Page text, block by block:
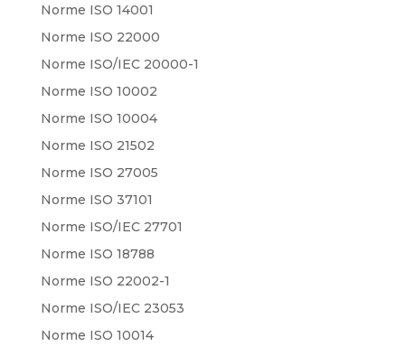
Norme ISO 14001
Norme ISO 22000
Norme ISO/IEC 20000-1
Norme ISO 10002
Norme ISO 10004
Norme ISO 21502
Norme ISO 27005
Norme ISO 37101
Norme ISO/IEC 27701
Norme ISO 18788
Norme ISO 22002-1
Norme ISO/IEC 23053
Norme ISO 10014